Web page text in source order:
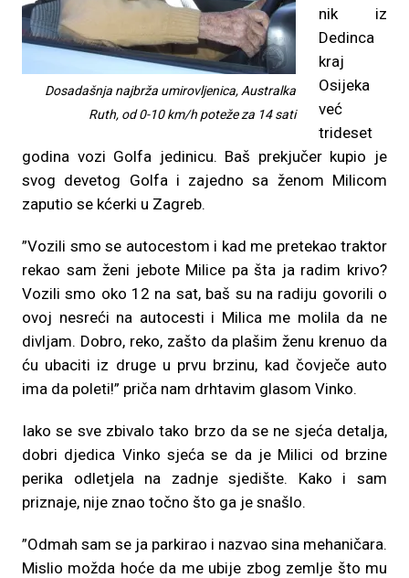
Dosadašnja najbrža umirovljenica, Australka
Ruth, od 0-10 km/h poteže za 14 sati
nik iz
Dedinca
kraj
Osijeka
već
trideset
godina vozi Golfa jedinicu. Baš prekjučer kupio je
svog devetog Golfa i zajedno sa ženom Milicom
zaputio se kćerki u Zagreb.
”Vozili smo se autocestom i kad me pretekao traktor
rekao sam ženi jebote Milice pa šta ja radim krivo?
Vozili smo oko 12 na sat, baš su na radiju govorili o
ovoj nesreći na autocesti i Milica me molila da ne
divljam. Dobro, reko, zašto da plašim ženu krenuo da
ću ubaciti iz druge u prvu brzinu, kad čovječe auto
ima da poleti!” priča nam drhtavim glasom Vinko.
Iako se sve zbivalo tako brzo da se ne sjeća detalja,
dobri djedica Vinko sjeća se da je Milici od brzine
perika odletjela na zadnje sjedište. Kako i sam
priznaje, nije znao točno što ga je snašlo.
”Odmah sam se ja parkirao i nazvao sina mehaničara.
Mislio možda hoće da me ubije zbog zemlje što mu